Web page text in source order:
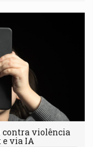
contra violência
via IA